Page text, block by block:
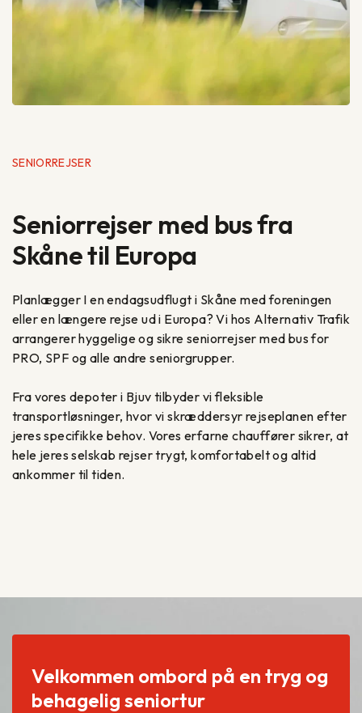
SENIORREJSER
Seniorrejser med bus fra
Skåne til Europa
Planlægger I en endagsudflugt i Skåne med foreningen
eller en længere rejse ud i Europa? Vi hos Alternativ Trafik
arrangerer hyggelige og sikre seniorrejser med bus for
PRO, SPF og alle andre seniorgrupper.
Fra vores depoter i Bjuv tilbyder vi fleksible
transportløsninger, hvor vi skræddersyr rejseplanen efter
jeres specifikke behov. Vores erfarne chauffører sikrer, at
hele jeres selskab rejser trygt, komfortabelt og altid
ankommer til tiden.
Velkommen ombord på en tryg og
behagelig seniortur